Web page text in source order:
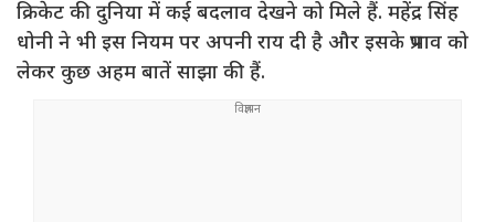
क्रिकेट की दुनिया में कई बदलाव देखने को मिले हैं. महेंद्र सिंह
धोनी ने भी इस नियम पर अपनी राय दी है और इसके प्रभाव को
लेकर कुछ अहम बातें साझा की हैं.